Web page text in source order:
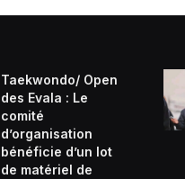
Taekwondo/ Open
des Evala : Le
comité
d’organisation
bénéficie d’un lot
de matériel de